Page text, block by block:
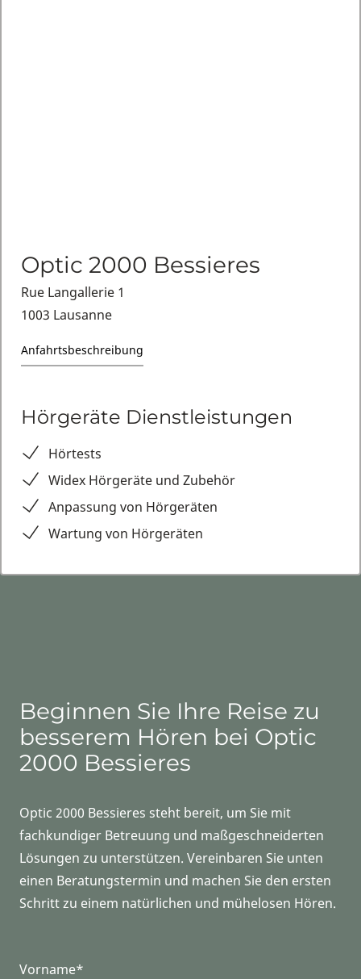
Optic 2000 Bessieres
Rue Langallerie 1
1003 Lausanne
Anfahrtsbeschreibung
Hörgeräte Dienstleistungen
Hörtests
Widex Hörgeräte und Zubehör
Anpassung von Hörgeräten
Wartung von Hörgeräten
Beginnen Sie Ihre Reise zu
besserem Hören bei Optic
2000 Bessieres
Optic 2000 Bessieres steht bereit, um Sie mit
fachkundiger Betreuung und maßgeschneiderten
Lösungen zu unterstützen. Vereinbaren Sie unten
einen Beratungstermin und machen Sie den ersten
Schritt zu einem natürlichen und mühelosen Hören.
Vorname*